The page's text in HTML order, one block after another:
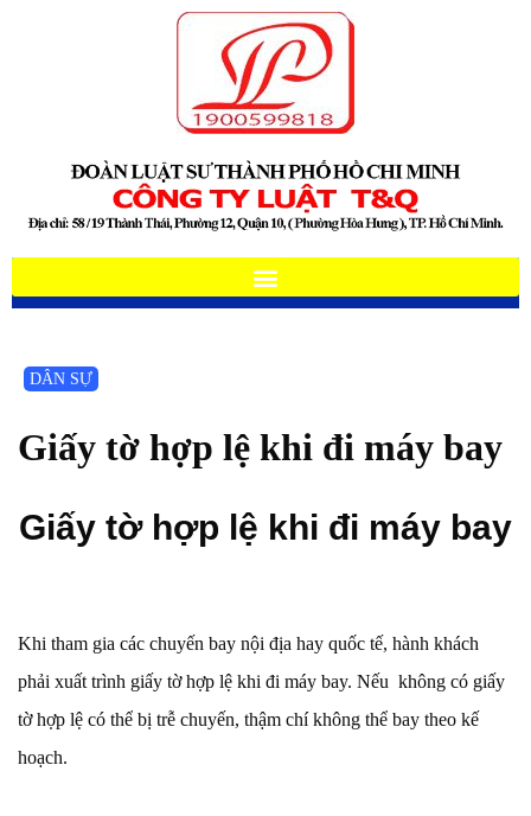
DÂN SỰ
Giấy tờ hợp lệ khi đi máy bay
Giấy tờ hợp lệ khi đi máy bay
Khi tham gia các chuyến bay nội địa hay quốc tế, hành khách
phải xuất trình giấy tờ hợp lệ khi đi máy bay. Nếu không có giấy
tờ hợp lệ có thể bị trễ chuyến, thậm chí không thể bay theo kế
hoạch.